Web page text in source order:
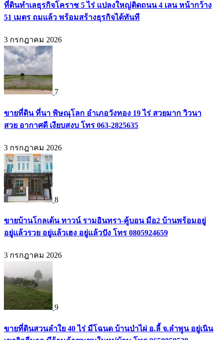
ที่ดินทำเลธุรกิจโคราช 5 ไร่ แปลงใหญ่ติดถนน 4 เลน หน้ากว้าง
51 เมตร ถมแล้ว พร้อมสร้างธุรกิจได้ทันที
3 กรกฎาคม 2026
7
ขายที่ดิน ที่นา พิษณุโลก อำเภอวังทอง 19 ไร่ สวยมาก วิวนา
สวย อากาศดี เงียบสงบ โทร 063-2825635
3 กรกฎาคม 2026
8
ขายบ้านโกลเด้น ทาวน์ รามอินทรา-คู้บอน มือ2 บ้านพร้อมอยู่
อยู่แล้วรวย อยู่แล้วเฮง อยู่แล้วปัง โทร 0805924659
3 กรกฎาคม 2026
9
ขายที่ดินสวนลำใย 40 ไร่ มีโฉนด บ้านป่าไผ่ อ.ลี้ จ.ลำพูน อยู่เนิน